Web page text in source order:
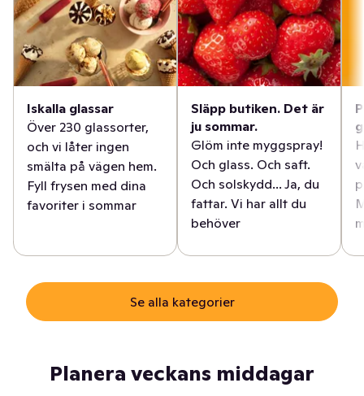
Iskalla glassar
Över 230 glassorter,
och vi låter ingen
smälta på vägen hem.
Fyll frysen med dina
favoriter i sommar
Släpp butiken. Det är
ju sommar.
Glöm inte myggspray!
Och glass. Och saft.
Och solskydd... Ja, du
fattar. Vi har allt du
behöver
Se alla kategorier
Planera veckans middagar